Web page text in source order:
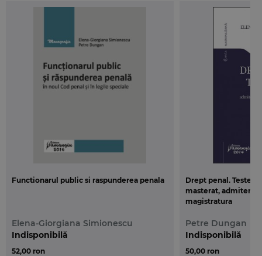
substantial diferit de cel al infractiunilor existente in actualul
Cod penal, este realizata printr-o prezentare comparativa a
acestor incriminari, autorii incercand in acest mod sa usureze
asimilarea in practica a noilor reglementari, fapt care face
manualul util si in perfectionarea pregatirii profesionale a
Functionarul public si raspunderea penala
Elena-Giorgiana Simionescu
52,00 ron
Indisponibilă
Drept penal. Teste
masterat, admitere
magistratura
Petre Dungan
50,00 ron
Indisponibilă